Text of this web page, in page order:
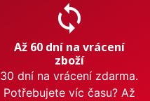
sync
Až 60 dní na vrácení
zboží
30 dní na vrácení zdarma.
Potřebujete víc času? Až